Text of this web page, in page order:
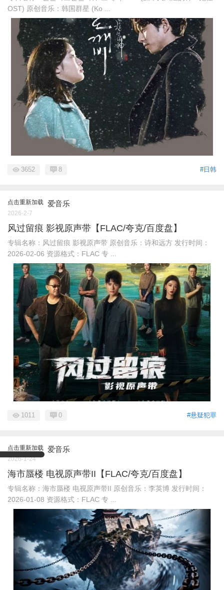
OST) 原创音乐：韩国群星 (Ko ...
#日韩
3652 8
点击重新加载 爱音乐
2026-2-7
风过留痕 影视原声带【FLAC/夸克/百度盘】
专辑名称：风过留痕 影视原声带 原创音乐：诗和远方 发行时间：
2026-02-06 资源格式：FLAC 专 ...
#悬疑犯罪
1011 0
点击重新加载 爱音乐
2026-1-24
海市蜃楼 电视原声带II【FLAC/夸克/百度盘】
专辑名称：海市蜃楼 电视原声带II 原创音乐：李英博 发行时间：
2026-01-08 资源格式：FLAC 专 ...